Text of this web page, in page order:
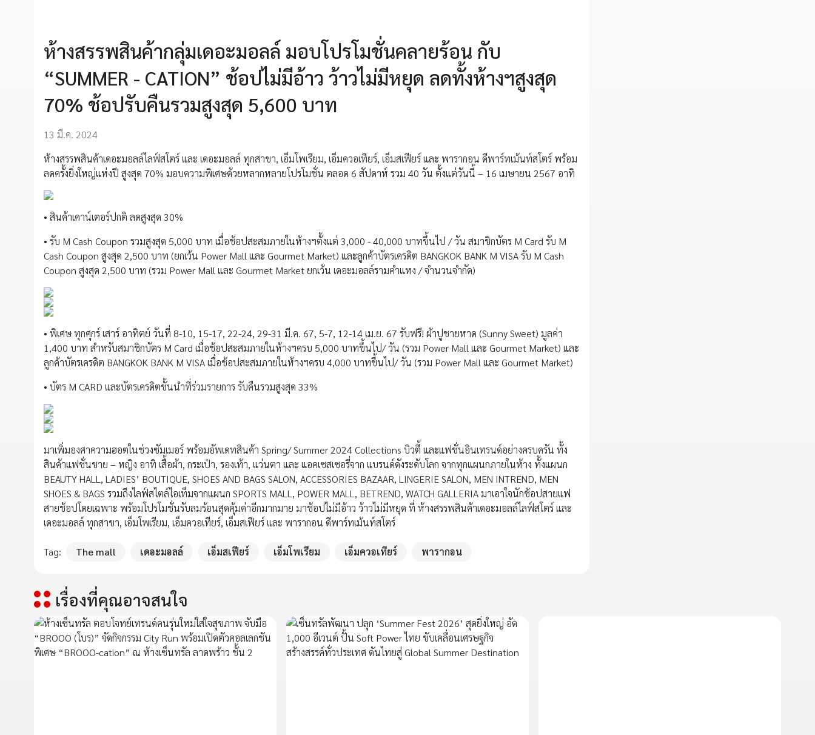
ห้างสรรพสินค้ากลุ่มเดอะมอลล์ มอบโปรโมชั่นคลายร้อน กับ
“SUMMER - CATION” ช้อปไม่มีอ้าว ว้าวไม่มีหยุด ลดทั้งห้างฯสูงสุด
70% ช้อปรับคืนรวมสูงสุด 5,600 บาท
13 มี.ค. 2024
ห้างสรรพสินค้าเดอะมอลล์ไลฟ์สโตร์ และ เดอะมอลล์ ทุกสาขา, เอ็มโพเรียม, เอ็มควอเทียร์, เอ็มสเฟียร์ และ พารากอน ดีพาร์ทเม้นท์สโตร์ พร้อม
ลดครั้งยิ่งใหญ่แห่งปี สูงสุด 70% มอบความพิเศษด้วยหลากหลายโปรโมชั่น ตลอด 6 สัปดาห์ รวม 40 วัน ตั้งแต่วันนี้ – 16 เมษายน 2567 อาทิ
• สินค้าเคาน์เตอร์ปกติ ลดสูงสุด 30%
• รับ M Cash Coupon รวมสูงสุด 5,000 บาท เมื่อช้อปสะสมภายในห้างฯตั้งแต่ 3,000 - 40,000 บาทขึ้นไป / วัน สมาชิกบัตร M Card รับ M
Cash Coupon สูงสุด 2,500 บาท (ยกเว้น Power Mall และ Gourmet Market) และลูกค้าบัตรเครดิต BANGKOK BANK M VISA รับ M Cash
Coupon สูงสุด 2,500 บาท (รวม Power Mall และ Gourmet Market ยกเว้น เดอะมอลล์รามคำแหง / จำนวนจำกัด)
• พิเศษ ทุกศุกร์ เสาร์ อาทิตย์ วันที่ 8-10, 15-17, 22-24, 29-31 มี.ค. 67, 5-7, 12-14 เม.ย. 67 รับฟรี! ผ้าปูชายหาด (Sunny Sweet) มูลค่า
1,400 บาท สำหรับสมาชิกบัตร M Card เมื่อช้อปสะสมภายในห้างฯครบ 5,000 บาทขึ้นไป/ วัน (รวม Power Mall และ Gourmet Market) และ
ลูกค้าบัตรเครดิต BANGKOK BANK M VISA เมื่อช้อปสะสมภายในห้างฯครบ 4,000 บาทขึ้นไป/ วัน (รวม Power Mall และ Gourmet Market)
• บัตร M CARD และบัตรเครดิตชั้นนำที่ร่วมรายการ รับคืนรวมสูงสุด 33%
มาเพิ่มองศาความฮอตในช่วงซัมเมอร์ พร้อมอัพเดทสินค้า Spring/ Summer 2024 Collections บิวตี้ และแฟชั่นอินเทรนด์อย่างครบครัน ทั้ง
สินค้าแฟชั่นชาย – หญิง อาทิ เสื้อผ้า, กระเป๋า, รองเท้า, แว่นตา และ แอคเซสเซอรี่จาก แบรนด์ดังระดับโลก จากทุกแผนกภายในห้าง ทั้งแผนก
BEAUTY HALL, LADIES’ BOUTIQUE, SHOES AND BAGS SALON, ACCESSORIES BAZAAR, LINGERIE SALON, MEN INTREND, MEN
SHOES & BAGS รวมถึงไลฟ์สไตล์ไอเท็มจากแผนก SPORTS MALL, POWER MALL, BETREND, WATCH GALLERIA มาเอาใจนักช้อปสายแฟ
สายช้อปโดยเฉพาะ พร้อมโปรโมชั่นรับลมร้อนสุดคุ้มค่าอีกมากมาย มาช้อปไม่มีอ้าว ว้าวไม่มีหยุด ที่ ห้างสรรพสินค้าเดอะมอลล์ไลฟ์สโตร์ และ
เดอะมอลล์ ทุกสาขา, เอ็มโพเรียม, เอ็มควอเทียร์, เอ็มสเฟียร์ และ พารากอน ดีพาร์ทเม้นท์สโตร์
Tag: The mall เดอะมอลล์ เอ็มสเฟียร์ เอ็มโพเรียม เอ็มควอเทียร์ พารากอน
เรื่องที่คุณอาจสนใจ